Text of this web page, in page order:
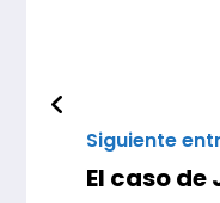
Siguiente
El caso